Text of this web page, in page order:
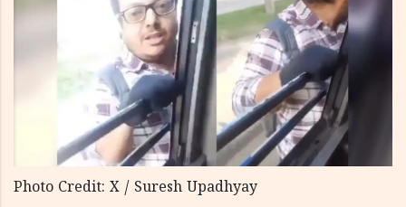
Photo Credit: X / Suresh Upadhyay